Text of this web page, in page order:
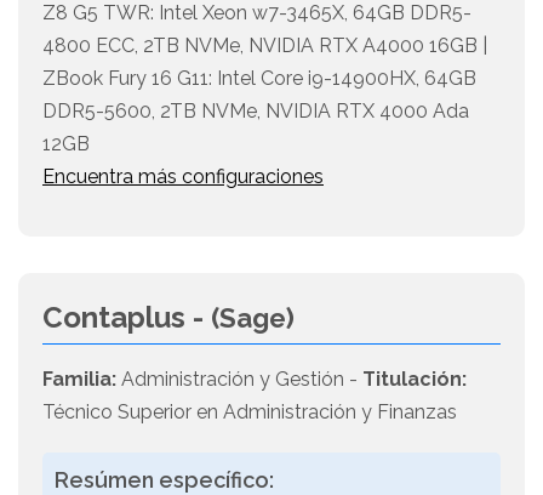
Z8 G5 TWR: Intel Xeon w7-3465X, 64GB DDR5-
4800 ECC, 2TB NVMe, NVIDIA RTX A4000 16GB |
ZBook Fury 16 G11: Intel Core i9-14900HX, 64GB
DDR5-5600, 2TB NVMe, NVIDIA RTX 4000 Ada
12GB
Encuentra más configuraciones
Contaplus - (Sage)
Familia: Administración y Gestión - Titulación:
Técnico Superior en Administración y Finanzas
Resúmen específico: